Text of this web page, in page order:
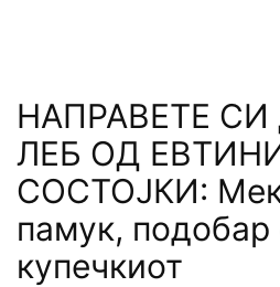
НАПРАВЕТЕ
ЛЕБ ОД
СОСТОЈКИ: Мек
памук, подобар
купечкиот